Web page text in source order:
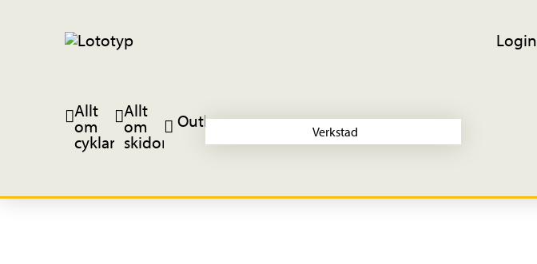
Login
Allt
om
cyklar
Allt
om
skidor
Outlet
Verkstad